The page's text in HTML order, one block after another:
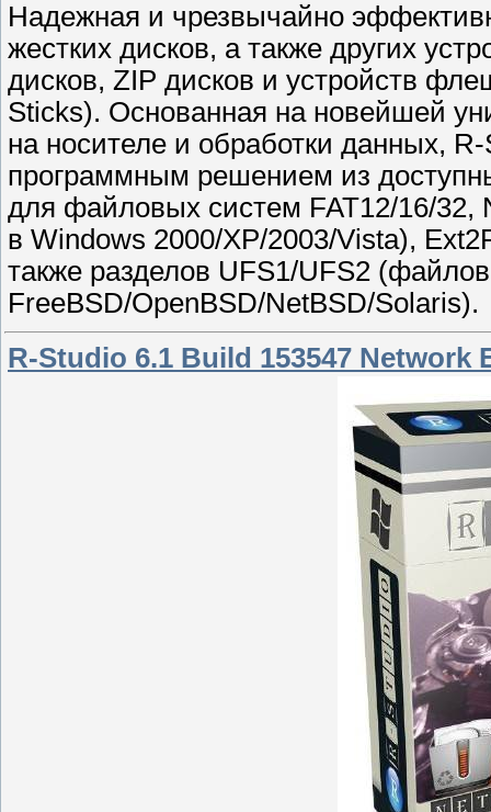
Надежная и чрезвычайно
жестких дисков, а также других
дисков, ZIP дисков и устройств
Sticks). Основанная на новейшей
на носителе и обработки данных,
программным решением из
для файловых систем FAT12/16/32,
в Windows 2000/XP/2003/Vista),
также разделов UFS1/UFS2
FreeBSD/OpenBSD/NetBSD/Solaris).
R-Studio 6.1 Build 153547 Network